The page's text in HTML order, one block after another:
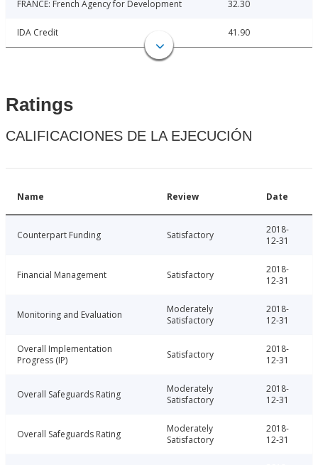
FRANCE: French Agency for Development 32.30
IDA Credit 41.90
Ratings
CALIFICACIONES DE LA EJECUCIÓN
Name Review Date
Counterpart Funding Satisfactory
2018-
12-31
Financial Management Satisfactory
2018-
12-31
Monitoring and Evaluation
Moderately
Satisfactory
2018-
12-31
Overall Implementation
Progress (IP)
Satisfactory
2018-
12-31
Overall Safeguards Rating
Moderately
Satisfactory
2018-
12-31
Overall Safeguards Rating
Moderately
Satisfactory
2018-
12-31